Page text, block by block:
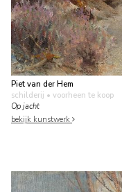
Piet van der Hem
schilderij • voorheen te koop
Op jacht
bekijk kunstwerk